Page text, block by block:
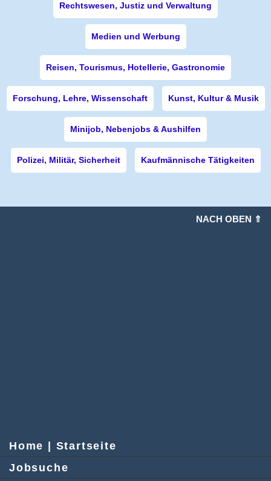
Rechtswesen, Justiz und Verwaltung
Medien und Werbung
Reisen, Tourismus, Hotellerie, Gastronomie
Forschung, Lehre, Wissenschaft Kunst, Kultur & Musik
Minijob, Nebenjobs & Aushilfen
Polizei, Militär, Sicherheit Kaufmännische Tätigkeiten
NACH OBEN ⇑
Home | Startseite
Jobsuche